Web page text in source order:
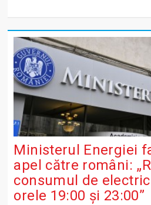
Ministerul Energiei
apel către români:
consumul de
orele 19:00 și 23:00”